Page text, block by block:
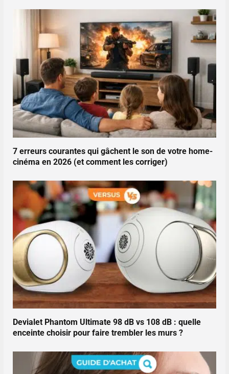
7 erreurs courantes qui gâchent le son de votre home-
cinéma en 2026 (et comment les corriger)
Devialet Phantom Ultimate 98 dB vs 108 dB : quelle
enceinte choisir pour faire trembler les murs ?